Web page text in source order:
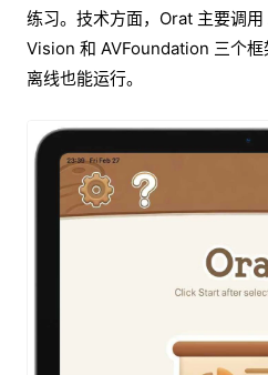
练习。技术方面，Orat 主要调
Vision 和 AVFoundation 三个框
离线也能运行。